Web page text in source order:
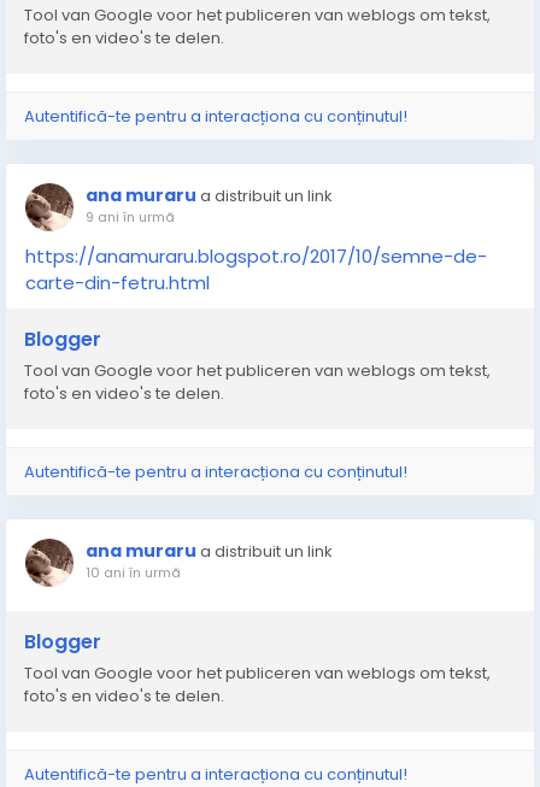
Tool van Google voor het publiceren van weblogs om tekst,
foto's en video's te delen.
Autentifică-te pentru a interacționa cu conținutul!
ana muraru a distribuit un link
9 ani în urmă
https://anamuraru.blogspot.ro/2017/10/semne-de-
carte-din-fetru.html
Blogger
Tool van Google voor het publiceren van weblogs om tekst,
foto's en video's te delen.
Autentifică-te pentru a interacționa cu conținutul!
ana muraru a distribuit un link
10 ani în urmă
Blogger
Tool van Google voor het publiceren van weblogs om tekst,
foto's en video's te delen.
Autentifică-te pentru a interacționa cu conținutul!